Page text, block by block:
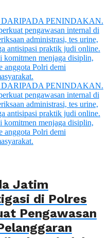
Jatim
di Polres
Pengawasan